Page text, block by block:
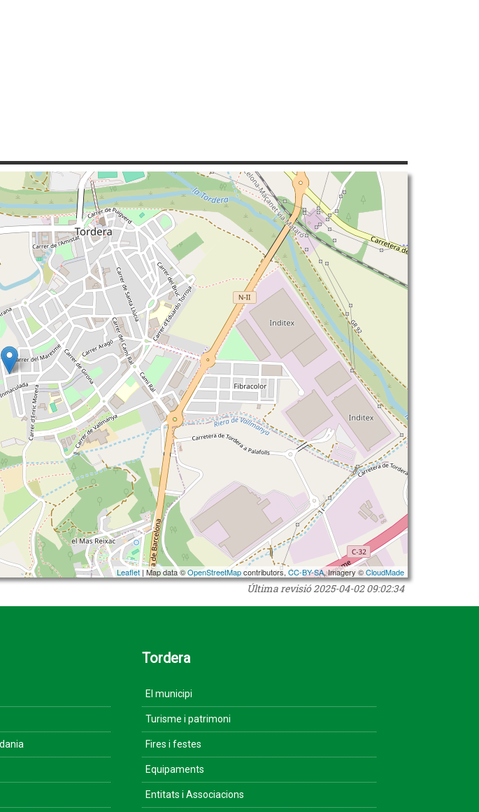
Leaflet | Map data ©OpenStreetMapcontributors, CC-BY-SA, Imagery ©CloudMade
Última revisió2025-04-02 09:02:34
Tordera
El municipi
Turisme i patrimoni
Fires i festes
Equipaments
Entitats i Associacions